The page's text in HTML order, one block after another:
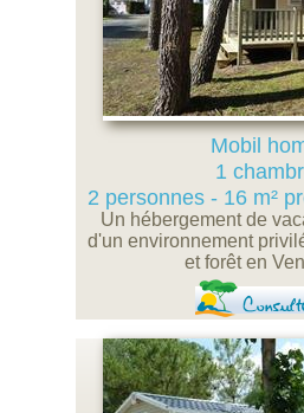
Mobil
1
2 personnes - 16 m²
Un hébergement de
d'un environnement
et forêt en